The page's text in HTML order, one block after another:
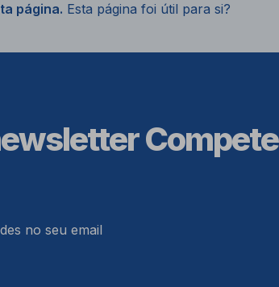
página. Esta página foi útil para si?
Compete
no seu email